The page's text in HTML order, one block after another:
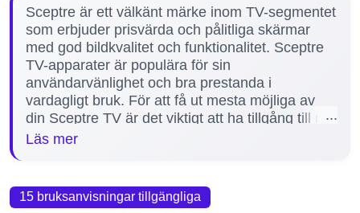
Sceptre är ett välkänt märke inom TV-segmentet
som erbjuder prisvärda och pålitliga skärmar
med god bildkvalitet och funktionalitet. Sceptre
TV-apparater är populära för sin
användarvänlighet och bra prestanda i
vardagligt bruk. För att få ut mesta möjliga av
din Sceptre TV är det viktigt att ha tillgång till rätt
manualer, vilka hjälper till med installation,
TV-modellerna U550CV-UMR och A558CV-
UMC, vilket gör det enkelt att hitta korrekt och
Läs mer
15 bruksanvisningar tillgängliga